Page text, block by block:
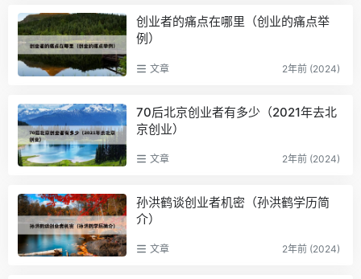
创业者的痛点在哪里（创业的痛点举
例）
文章 2年前 (2024)
70后北京创业者有多少（2021年去北
京创业）
文章 2年前 (2024)
孙洪鹤谈创业者机密（孙洪鹤学历简
介）
文章 2年前 (2024)